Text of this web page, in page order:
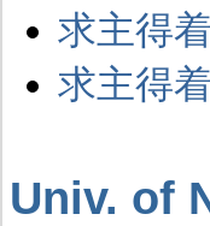
求主得
求主得
Univ. of